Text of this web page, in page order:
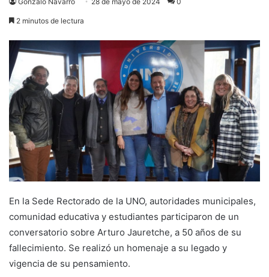
2 minutos de lectura
En la Sede Rectorado de la UNO, autoridades municipales,
comunidad educativa y estudiantes participaron de un
conversatorio sobre Arturo Jauretche, a 50 años de su
fallecimiento. Se realizó un homenaje a su legado y
vigencia de su pensamiento.